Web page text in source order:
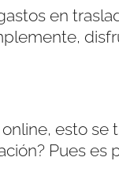
en
esto
Pues es